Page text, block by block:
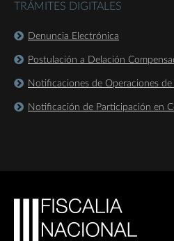
TRÁMITES DIGITALES
Denuncia Electrónica
Postulación a Delación
Notificaciones de Operaciones
Notificación de Participación en